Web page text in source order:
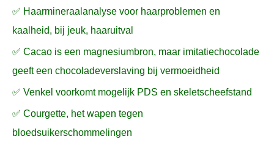
✅ Haarmineraalanalyse voor haarproblemen en
kaalheid, bij jeuk, haaruitval
✅ Cacao is een magnesiumbron, maar imitatiechocolade
geeft een chocoladeverslaving bij vermoeidheid
✅ Venkel voorkomt mogelijk PDS en skeletscheefstand
✅ Courgette, het wapen tegen
bloedsuikerschommelingen